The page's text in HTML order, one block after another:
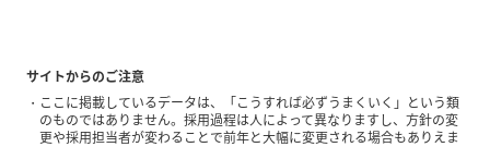
サイトからのご注意
ここに掲載しているデータは、「こうすれば必ずうまくいく」という類
のものではありません。採用過程は人によって異なりますし、方針の変
更や採用担当者が変わることで前年と大幅に変更される場合もありえま